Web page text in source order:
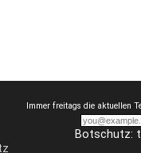
Immer freitags die aktuellen
Botschutz: